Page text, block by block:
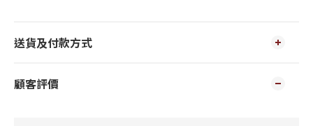
送貨及付款方式
顧客評價